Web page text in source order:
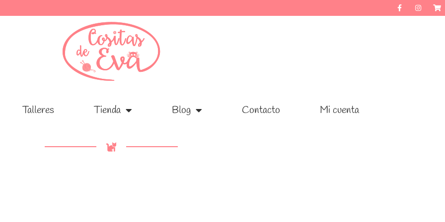
Talleres Tienda Blog Contacto Mi cuenta
Talleres Tienda Blog Contacto Mi cuenta